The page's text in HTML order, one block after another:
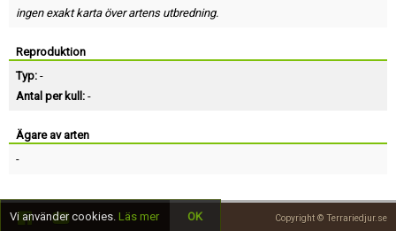
ingen exakt karta över artens utbredning.
Reproduktion
Typ: -
Antal per kull: -
Ägare av arten
-
Copyright © Terrariedjur.se
Vi använder cookies. Läs mer OK